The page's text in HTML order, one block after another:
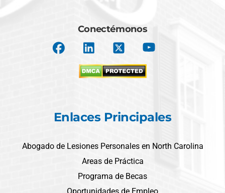
Conectémonos
Enlaces Principales
Abogado de Lesiones Personales en North Carolina
Areas de Práctica
Programa de Becas